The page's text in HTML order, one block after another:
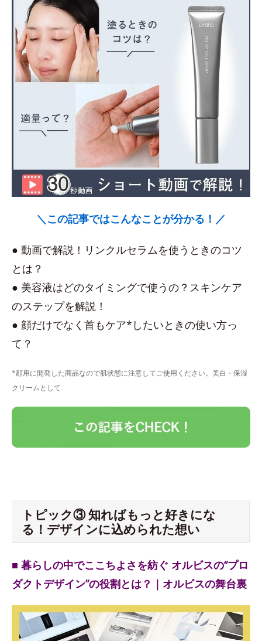
＼この記事ではこんなことが分かる！／
● 動画で解説！リンクルセラムを使うときのコツ
とは？
● 美容液はどのタイミングで使うの？スキンケア
のステップを解説！
● 顔だけでなく首もケア*したいときの使い方っ
て？
*顔用に開発した商品なので肌状態に注意してご使用ください。美白・保湿
クリームとして
トピック③ 知ればもっと好きにな
る！デザインに込められた想い
■ 暮らしの中でここちよさを紡ぐ オルビスの“プロ
ダクトデザイン”の役割とは？｜オルビスの舞台裏